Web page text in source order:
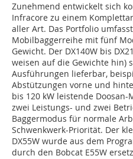
Zunehmend entwickelt sich
Infracore zu einem
aller Art. Das Portfolio
Mobilbaggerreihe mit fünf
Gewicht. Der DX140W bis
weisen auf die Gewichte hin)
Ausführungen lieferbar,
Abstützungen vorne und
bis 120 kW leistende
zwei Leistungs- und zwei
Baggermodus für normale
Schwenkwerk-Priorität. Der
DX55W wurde aus dem
durch den Bobcat E55W